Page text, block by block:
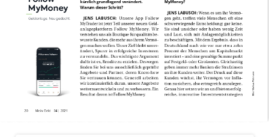
Immobilien. Digital
Klick.